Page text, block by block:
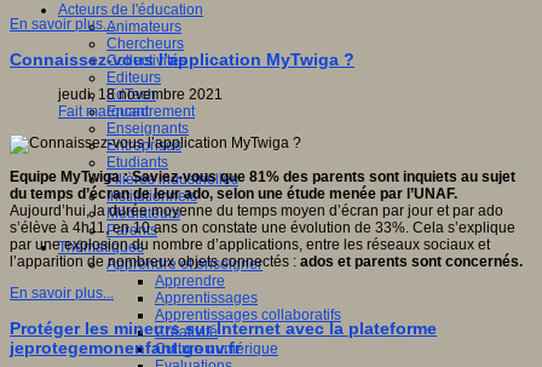
Acteurs de l'éducation
Animateurs
Chercheurs
Collectivités
Editeurs
EdTech
Encadrement
Enseignants
Entreprises
Etudiants
Filières industrielles
Institutionnels
Médiateurs
Parents
Thématiques
Apprendre et enseigner
Apprendre
Apprentissages
Apprentissages collaboratifs
Créativité
Culture numérique
En savoir plus...
Connaissez-vous l’application MyTwiga ?
jeudi, 18 novembre 2021
Fait marquant
Equipe MyTwiga : Saviez-vous que 81% des parents sont inquiets au sujet
du temps d’écran de leur ado, selon une étude menée par l’UNAF.
Aujourd’hui, la durée moyenne du temps moyen d’écran par jour et par ado
s’élève à 4h11, en 10 ans on constate une évolution de 33%. Cela s’explique
par une explosion du nombre d’applications, entre les réseaux sociaux et
l’apparition de nombreux objets connectés : ados et parents sont concernés.
En savoir plus...
Protéger les mineurs sur Internet avec la plateforme
jeprotegemonenfant.gouv.fr